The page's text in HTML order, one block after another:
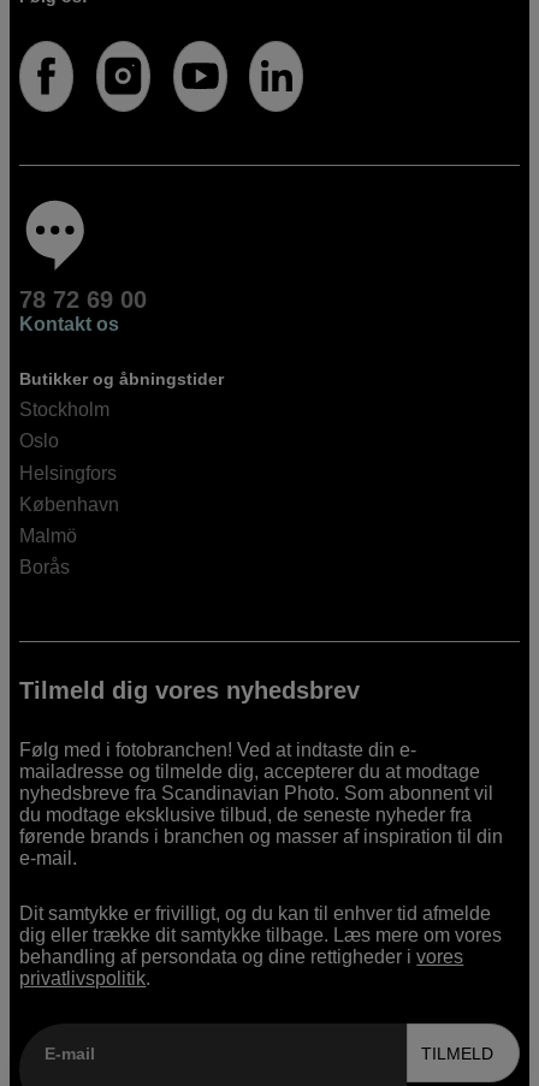
78 72 69 00
Kontakt os
Butikker og åbningstider
Stockholm
Oslo
Helsingfors
København
Malmö
Borås
Tilmeld dig vores nyhedsbrev
Følg med i fotobranchen! Ved at indtaste din e-
mailadresse og tilmelde dig, accepterer du at modtage
nyhedsbreve fra Scandinavian Photo. Som abonnent vil
du modtage eksklusive tilbud, de seneste nyheder fra
førende brands i branchen og masser af inspiration til din
e-mail.
Dit samtykke er frivilligt, og du kan til enhver tid afmelde
dig eller trække dit samtykke tilbage. Læs mere om vores
behandling af persondata og dine rettigheder ivores
privatlivspolitik.
E-mail TILMELD